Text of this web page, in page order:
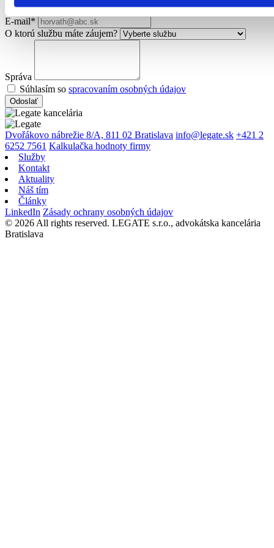
Firma*
E-mail*
O ktorú službu máte záujem?
Správa
Súhlasím so spracovaním osobných údajov
Odoslať
Dvořákovo nábrežie 8/A, 811 02 Bratislava info@legate.sk +421 2
6252 7561 Kalkulačka hodnoty firmy
Služby
Kontakt
Aktuality
Náš tím
Články
LinkedIn Zásady ochrany osobných údajov
© 2026 All rights reserved. LEGATE s.r.o., advokátska kancelária
Bratislava